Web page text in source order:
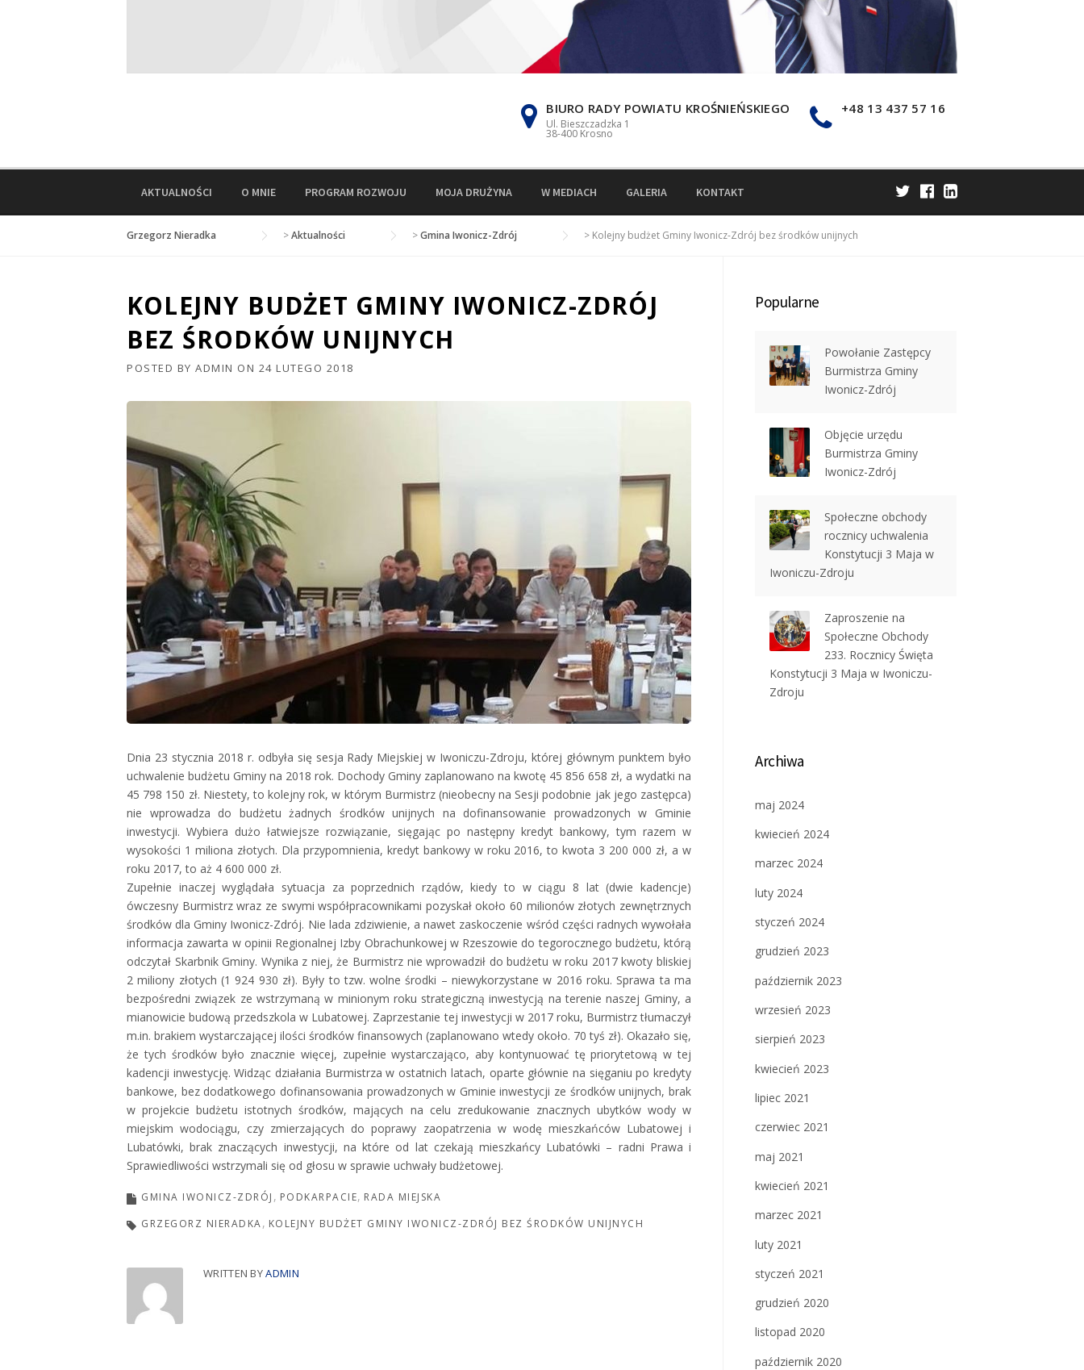
BIURO RADY POWIATU KROŚNIEŃSKIEGO
Ul. Bieszczadzka 1
38-400 Krosno
+48 13 437 57 16
AKTUALNOŚCI O MNIE PROGRAM ROZWOJU MOJA DRUŻYNA W MEDIACH GALERIA KONTAKT
Grzegorz Nieradka >Aktualności >Gmina Iwonicz-Zdrój > Kolejny budżet Gminy Iwonicz-Zdrój bez środków unijnych
KOLEJNY BUDŻET GMINY IWONICZ-ZDRÓJ
BEZ ŚRODKÓW UNIJNYCH
POSTED BY ADMIN ON 24 LUTEGO 2018
Dnia 23 stycznia 2018 r. odbyła się sesja Rady Miejskiej w Iwoniczu-Zdroju, której głównym punktem było
uchwalenie budżetu Gminy na 2018 rok. Dochody Gminy zaplanowano na kwotę 45 856 658 zł, a wydatki na
45 798 150 zł. Niestety, to kolejny rok, w którym Burmistrz (nieobecny na Sesji podobnie jak jego zastępca)
nie wprowadza do budżetu żadnych środków unijnych na dofinansowanie prowadzonych w Gminie
inwestycji. Wybiera dużo łatwiejsze rozwiązanie, sięgając po następny kredyt bankowy, tym razem w
wysokości 1 miliona złotych. Dla przypomnienia, kredyt bankowy w roku 2016, to kwota 3 200 000 zł, a w
roku 2017, to aż 4 600 000 zł.
Zupełnie inaczej wyglądała sytuacja za poprzednich rządów, kiedy to w ciągu 8 lat (dwie kadencje)
ówczesny Burmistrz wraz ze swymi współpracownikami pozyskał około 60 milionów złotych zewnętrznych
środków dla Gminy Iwonicz-Zdrój. Nie lada zdziwienie, a nawet zaskoczenie wśród części radnych wywołała
informacja zawarta w opinii Regionalnej Izby Obrachunkowej w Rzeszowie do tegorocznego budżetu, którą
odczytał Skarbnik Gminy. Wynika z niej, że Burmistrz nie wprowadził do budżetu w roku 2017 kwoty bliskiej
2 miliony złotych (1 924 930 zł). Były to tzw. wolne środki – niewykorzystane w 2016 roku. Sprawa ta ma
bezpośredni związek ze wstrzymaną w minionym roku strategiczną inwestycją na terenie naszej Gminy, a
mianowicie budową przedszkola w Lubatowej. Zaprzestanie tej inwestycji w 2017 roku, Burmistrz tłumaczył
m.in. brakiem wystarczającej ilości środków finansowych (zaplanowano wtedy około. 70 tyś zł). Okazało się,
że tych środków było znacznie więcej, zupełnie wystarczająco, aby kontynuować tę priorytetową w tej
kadencji inwestycję. Widząc działania Burmistrza w ostatnich latach, oparte głównie na sięganiu po kredyty
bankowe, bez dodatkowego dofinansowania prowadzonych w Gminie inwestycji ze środków unijnych, brak
w projekcie budżetu istotnych środków, mających na celu zredukowanie znacznych ubytków wody w
miejskim wodociągu, czy zmierzających do poprawy zaopatrzenia w wodę mieszkańców Lubatowej i
Lubatówki, brak znaczących inwestycji, na które od lat czekają mieszkańcy Lubatówki – radni Prawa i
Sprawiedliwości wstrzymali się od głosu w sprawie uchwały budżetowej.
GMINA IWONICZ-ZDRÓJ PODKARPACIE RADA MIEJSKA
GRZEGORZ NIERADKA
KOLEJNY BUDŻET GMINY IWONICZ-ZDRÓJ BEZ ŚRODKÓW UNIJNYCH
WRITTEN BYADMIN
Popularne
Powołanie Zastępcy
Burmistrza Gminy
Iwonicz-Zdrój
Objęcie urzędu
Burmistrza Gminy
Iwonicz-Zdrój
Społeczne obchody
rocznicy uchwalenia
Konstytucji 3 Maja w
Iwoniczu-Zdroju
Zaproszenie na
Społeczne Obchody
233. Rocznicy Święta
Konstytucji 3 Maja w Iwoniczu-
Zdroju
Archiwa
maj 2024
kwiecień 2024
marzec 2024
luty 2024
styczeń 2024
grudzień 2023
październik 2023
wrzesień 2023
sierpień 2023
kwiecień 2023
lipiec 2021
czerwiec 2021
maj 2021
kwiecień 2021
marzec 2021
luty 2021
styczeń 2021
grudzień 2020
listopad 2020
październik 2020